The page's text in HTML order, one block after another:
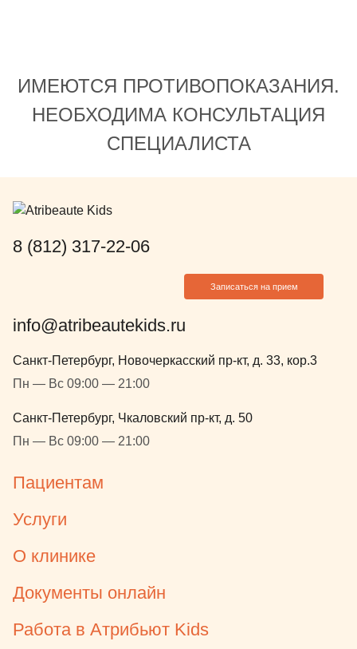
ИМЕЮТСЯ ПРОТИВОПОКАЗАНИЯ.
НЕОБХОДИМА КОНСУЛЬТАЦИЯ
СПЕЦИАЛИСТА
8 (812) 317-22-06
Записаться на прием
info@atribeautekids.ru
Санкт-Петербург, Новочеркасский пр-кт, д. 33, кор.3
Пн — Вс 09:00 — 21:00
Санкт-Петербург, Чкаловский пр-кт, д. 50
Пн — Вс 09:00 — 21:00
Пациентам
Услуги
О клинике
Документы онлайн
Работа в Атрибьют Kids